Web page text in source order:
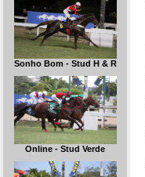
Sonho Bom - Stud H & R
Online - Stud Verde